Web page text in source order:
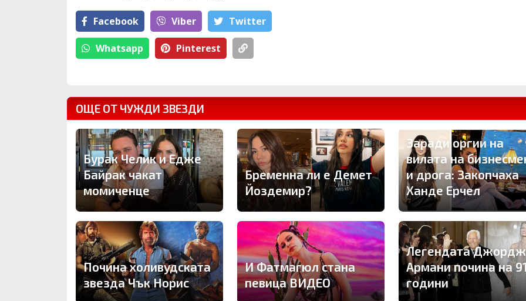
Facebook Viber Тwitter
Whatsapp Pinterest
ОЩЕ ОТ ЧУЖДИ ЗВЕЗДИ
Бурак Челик и Едже
Байрак чакат
момиченце
Бременна ли е Демет
Йоздемир?
Заради оргии на
вилата на
и дрога: Закопчаха
Ханде Ерчел
Почина холивудската
звезда Чък Норис
И Фатмагюл стана
певица ВИДЕО
Легендата
Армани почина на
години